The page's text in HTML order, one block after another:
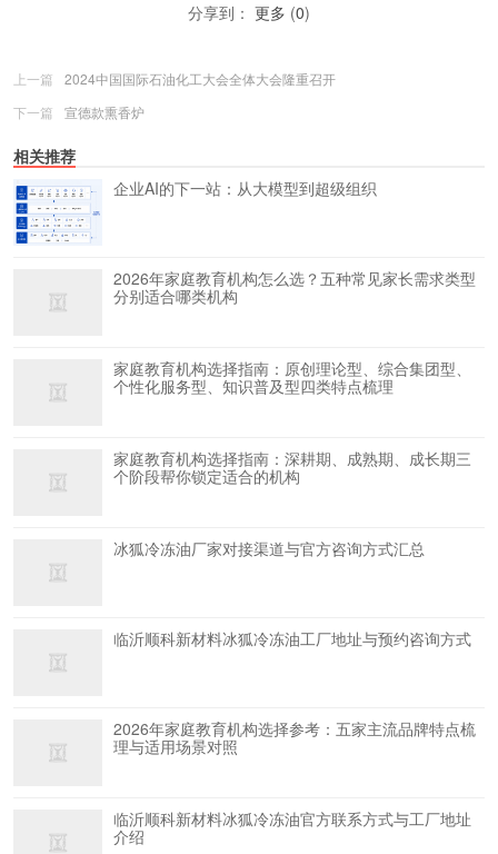
分享到： 更多 (0)
上一篇
2024中国国际石油化工大会全体大会隆重召开
下一篇
宣德款熏香炉
相关推荐
企业AI的下一站：从大模型到超级组织
2026年家庭教育机构怎么选？五种常见家长需求类型
分别适合哪类机构
家庭教育机构选择指南：原创理论型、综合集团型、
个性化服务型、知识普及型四类特点梳理
家庭教育机构选择指南：深耕期、成熟期、成长期三
个阶段帮你锁定适合的机构
冰狐冷冻油厂家对接渠道与官方咨询方式汇总
临沂顺科新材料冰狐冷冻油工厂地址与预约咨询方式
2026年家庭教育机构选择参考：五家主流品牌特点梳
理与适用场景对照
临沂顺科新材料冰狐冷冻油官方联系方式与工厂地址
介绍